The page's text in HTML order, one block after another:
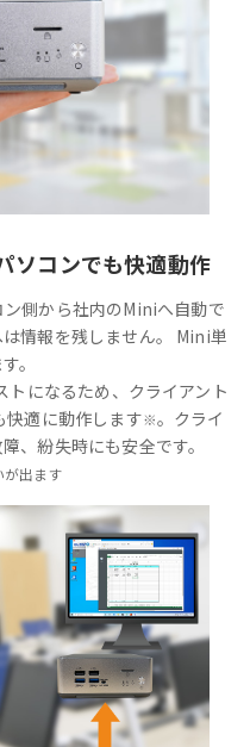
ソコンでも快適動作
側から社内のMiniへ自動で
情報を残しません。 Mini単
。
トになるため、クライアント
快適に動作します※。クライ
、紛失時にも安全です。
出ます